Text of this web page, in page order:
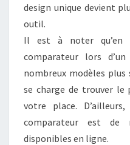
design unique devient
outil.
Il est à noter qu’en
comparateur lors
nombreux modèles plus
se charge de trouver le
votre place.
comparateur est de
disponibles en ligne.